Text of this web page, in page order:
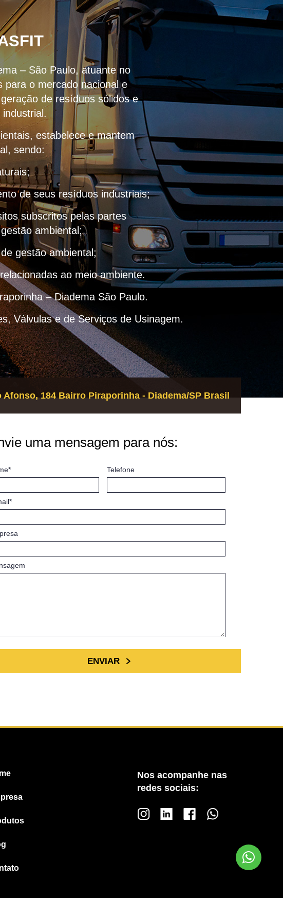
– São Paulo, atuante no
para o mercado nacional e
de resíduos sólidos e
estabelece e mantem
sendo:
de seus resíduos industriais;
subscritos pelas partes
ambiental;
gestão ambiental;
ao meio ambiente.
– Diadema São Paulo.
Válvulas e de Serviços de Usinagem.
Afonso, 184 Bairro Piraporinha - Diadema/SP Brasil
uma mensagem para nós:
Telefone
Nos acompanhe nas
redes sociais: